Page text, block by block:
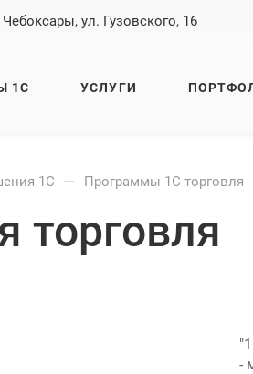
Чебоксары, ул. Гузовского, 16
1С УСЛУГИ
1С — Программы 1С торговля
торговля
-